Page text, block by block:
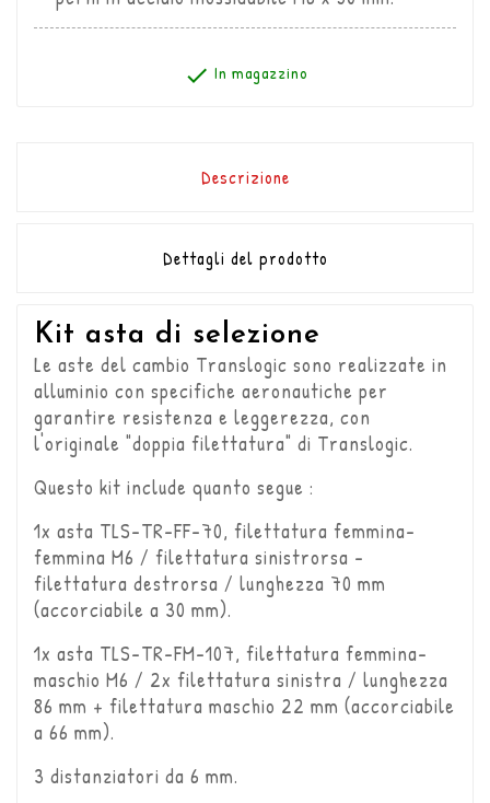
checked
In magazzino
Descrizione
Dettagli del prodotto
Kit asta di selezione
Le aste del cambio Translogic sono realizzate in
alluminio con specifiche aeronautiche per
garantire resistenza e leggerezza, con
l'originale "doppia filettatura" di Translogic.
Questo kit include quanto segue :
1x asta TLS-TR-FF-70, filettatura femmina-
femmina M6 / filettatura sinistrorsa -
filettatura destrorsa / lunghezza 70 mm
(accorciabile a 30 mm).
1x asta TLS-TR-FM-107, filettatura femmina-
maschio M6 / 2x filettatura sinistra / lunghezza
86 mm + filettatura maschio 22 mm (accorciabile
a 66 mm).
3 distanziatori da 6 mm.